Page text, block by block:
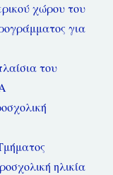
χώρου του
για
του
ηλικία